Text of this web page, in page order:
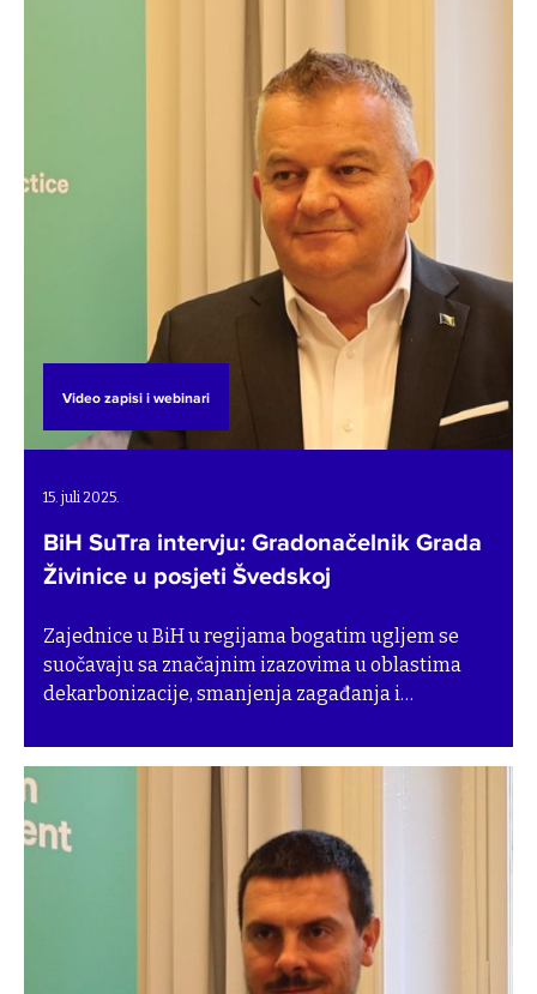
Video zapisi i webinari
15. juli 2025.
BiH SuTra intervju: Gradonačelnik Grada
Živinice u posjeti Švedskoj
Zajednice u BiH u regijama bogatim ugljem se
suočavaju sa značajnim izazovima u oblastima
dekarbonizacije, smanjenja zagađanja i
za pravednu i efikasnu tranziciju. Kroz projekat
suočili sa ovim izazovima.